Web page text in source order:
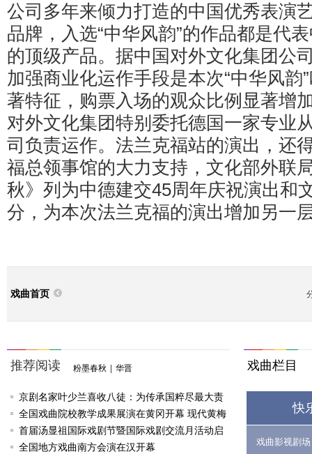
公司多年来倾力打造的中国优秀表演
品牌，入选“中华风韵”的作品都是代
的顶级产品。据中国对外文化集团公
加强商业化运作手段是本次“中华风韵
著特征，购票入场的观众比例显著增
对外文化集团特别委托德国一家专业
司负责运作。法兰克福站的演出，还
福总领事馆的大力支持，文化部外联
秋》列为中德建交45周年庆祝演出和
分，为本次法兰克福的演出增加另一
戏曲首页
推荐阅读 粉墨春秋 华晋
京剧名家叶少兰喜收八徒：为传承国粹尽最大责
任
全国戏曲院校教学成果展演在黄冈开幕 现代黄梅
戏《槐花谣》倾情..
首届汤显祖国际戏剧节暨国际戏剧交流月活动启
动
全国地方戏曲南方会演在汉开幕
戏曲栏目
快
戏曲影视剧场